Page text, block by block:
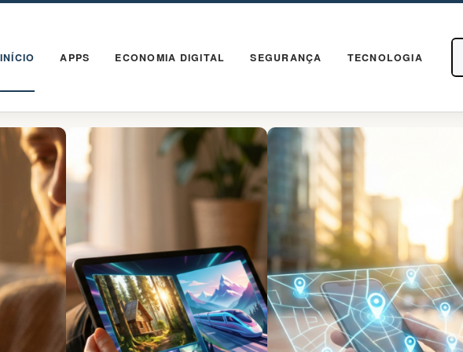
INÍCIO APPS ECONOMIA DIGITAL SEGURANÇA TECNOLOGIA